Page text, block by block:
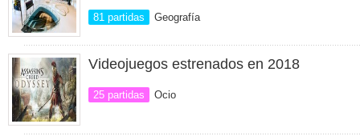
81 partidas Geografía
Videojuegos estrenados en 2018
25 partidas Ocio